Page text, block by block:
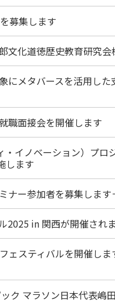
募集します
化道徳歴史教育研究
メタバースを活用し
職面接会を開催します
イノベーション）プロ
します
ー参加者を募集します
in 関西が開催され
スティバルを開催し
ク マラソン日本代表嶋